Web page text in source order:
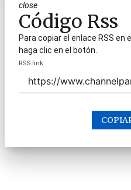
close
Código Rss
Para copiar el enlace RSS en
haga clic en el botón.
RSS link